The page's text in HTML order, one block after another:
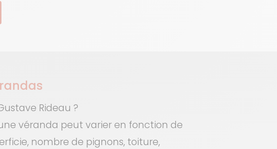
Rideau ?
véranda peut varier en fonction de
nombre de pignons, toiture,